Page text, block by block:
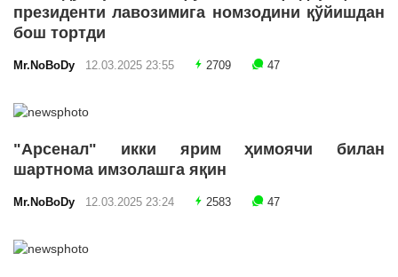
президенти лавозимига номзодини қўйишдан
бош тортди
Mr.NoBoDy 12.03.2025 23:55 2709 47
"Арсенал" икки ярим ҳимоячи билан
шартнома имзолашга яқин
Mr.NoBoDy 12.03.2025 23:24 2583 47